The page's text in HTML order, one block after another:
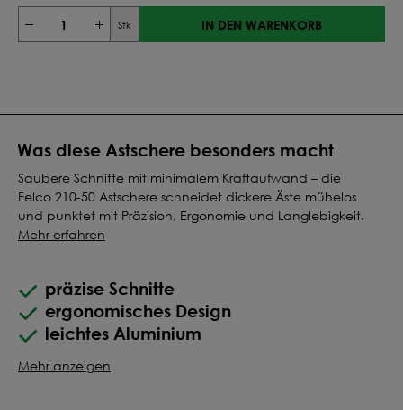
Was diese Astschere besonders macht
Saubere Schnitte mit minimalem Kraftaufwand – die
Felco 210-50 Astschere schneidet dickere Äste mühelos
und punktet mit Präzision, Ergonomie und Langlebigkeit.
Mehr erfahren
präzise Schnitte
ergonomisches Design
leichtes Aluminium
Mehr anzeigen
Stk IN DEN WARENKORB